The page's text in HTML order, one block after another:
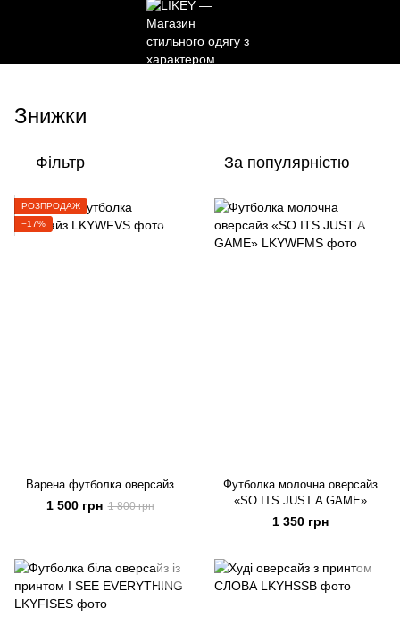
Знижки
Фільтр За популярністю
РОЗПРОДАЖ
−17%
Варена футболка оверсайз
1 500 грн 1 800 грн
Футболка молочна оверсайз
«SO ITS JUST A GAME»
1 350 грн